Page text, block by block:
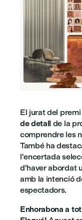
El jurat del
de detall de la
comprendre les
També ha
l'encertada
d'haver abordat
amb la intenció
espectadors.
Enhorabona a